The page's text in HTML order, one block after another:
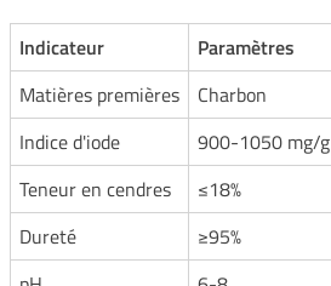
Indicateur
Paramètres
Matières premières
Charbon
Indice d'iode
900-1050 mg/g
Teneur en cendres
≤18%
Dureté
≥95%